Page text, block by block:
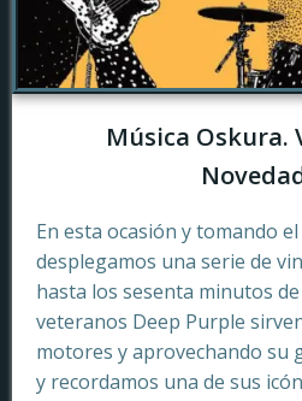
Música Oskura.
En esta ocasión y tomando
desplegamos una serie de
hasta los sesenta minutos
veteranos Deep Purple
motores y aprovechando su
y recordamos una de sus